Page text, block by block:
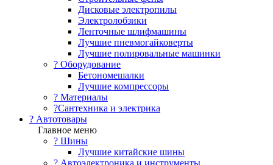
Дисковые электропилы
Электролобзики
Ленточные шлифмашины
Лучшие пневмогайковерты
Лучшие полировальные машинки
?️ Оборудование
Бетономешалки
Лучшие компрессоры
? Материалы
?Сантехника и электрика
? Автотовары
Главное меню
? Шины
Лучшие китайские шины
? Автоэлектроника и инструменты